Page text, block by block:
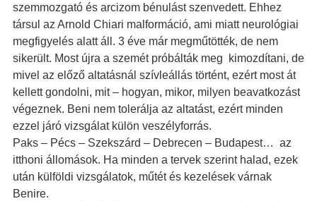
szemmozgató és arcizom bénulást szenvedett. Ehhez
társul az Arnold Chiari malformáció, ami miatt neurológiai
megfigyelés alatt áll. 3 éve már megműtötték, de nem
sikerült. Most újra a szemét próbálták meg kimozdítani, de
mivel az előző altatásnál szívleállás történt, ezért most át
kellett gondolni, mit – hogyan, mikor, milyen beavatkozást
végeznek. Beni nem tolerálja az altatást, ezért minden
ezzel járó vizsgálat külön veszélyforrás.
Paks – Pécs – Szekszárd – Debrecen – Budapest… az
itthoni állomások. Ha minden a tervek szerint halad, ezek
után külföldi vizsgálatok, műtét és kezelések várnak
Benire.